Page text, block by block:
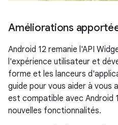
Améliorations
Android 12 remanie l'API
l'expérience utilisateur et
forme et les lanceurs
guide pour vous aider à vous
est compatible avec Android
nouvelles fonctionnalités.